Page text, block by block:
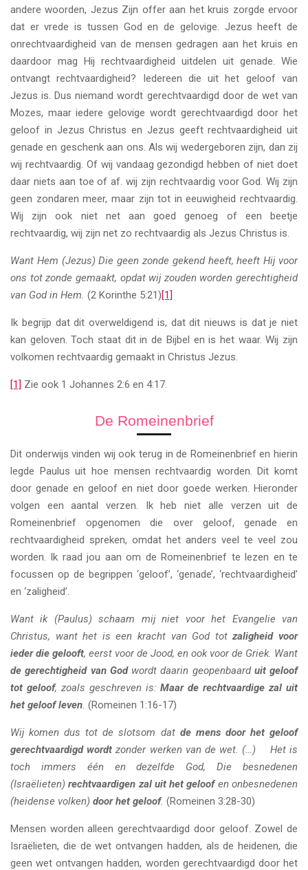
andere woorden, Jezus Zijn offer aan het kruis zorgde ervoor
dat er vrede is tussen God en de gelovige. Jezus heeft de
onrechtvaardigheid van de mensen gedragen aan het kruis en
daardoor mag Hij rechtvaardigheid uitdelen uit genade. Wie
ontvangt rechtvaardigheid? Iedereen die uit het geloof van
Jezus is. Dus niemand wordt gerechtvaardigd door de wet van
Mozes, maar iedere gelovige wordt gerechtvaardigd door het
geloof in Jezus Christus en Jezus geeft rechtvaardigheid uit
genade en geschenk aan ons. Als wij wedergeboren zijn, dan zij
wij rechtvaardig. Of wij vandaag gezondigd hebben of niet doet
daar niets aan toe of af. wij zijn rechtvaardig voor God. Wij zijn
geen zondaren meer, maar zijn tot in eeuwigheid rechtvaardig.
Wij zijn ook niet net aan goed genoeg of een beetje
rechtvaardig, wij zijn net zo rechtvaardig als Jezus Christus is.
Want Hem (Jezus) Die geen zonde gekend heeft, heeft Hij voor
ons tot zonde gemaakt, opdat wij zouden worden gerechtigheid
van God in Hem. (2 Korinthe 5:21)[1]
Ik begrijp dat dit overweldigend is, dat dit nieuws is dat je niet
kan geloven. Toch staat dit in de Bijbel en is het waar. Wij zijn
volkomen rechtvaardig gemaakt in Christus Jezus.
[1] Zie ook 1 Johannes 2:6 en 4:17.
De Romeinenbrief
Dit onderwijs vinden wij ook terug in de Romeinenbrief en hierin
legde Paulus uit hoe mensen rechtvaardig worden. Dit komt
door genade en geloof en niet door goede werken. Hieronder
volgen een aantal verzen. Ik heb niet alle verzen uit de
Romeinenbrief opgenomen die over geloof, genade en
rechtvaardigheid spreken, omdat het anders veel te veel zou
worden. Ik raad jou aan om de Romeinenbrief te lezen en te
focussen op de begrippen ‘geloof’, ‘genade’, ‘rechtvaardigheid’
en ‘zaligheid’.
Want ik (Paulus) schaam mij niet voor het Evangelie van
Christus, want het is een kracht van God totzaligheid voor
ieder die gelooft, eerst voor de Jood, en ook voor de Griek. Want
de gerechtigheid van Godwordt daarin geopenbaard uit geloof
tot geloof, zoals geschreven is:Maar de rechtvaardige zal uit
het geloof leven. (Romeinen 1:16-17)
Wij komen dus tot de slotsom dat de mens door het geloof
gerechtvaardigd wordt zonder werken van de wet. (…) Het is
toch immers één en dezelfde God, Die besnedenen
(Israëlieten)rechtvaardigen zal uit het geloofen onbesnedenen
(heidense volken) door het geloof. (Romeinen 3:28-30)
Mensen worden alleen gerechtvaardigd door geloof. Zowel de
Israëlieten, die de wet ontvangen hadden, als de heidenen, die
geen wet ontvangen hadden, worden gerechtvaardigd door het